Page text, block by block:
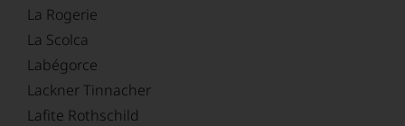
La Rogerie
La Scolca
Labégorce
Lackner Tinnacher
Lafite Rothschild